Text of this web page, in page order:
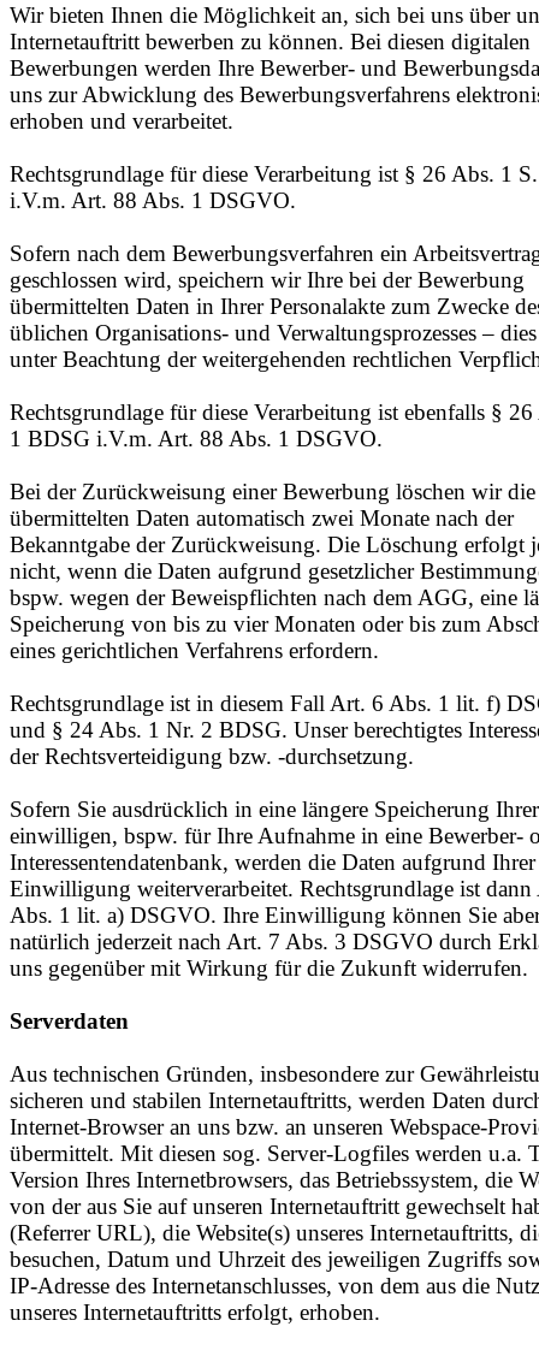
Wir bieten Ihnen die Möglichkeit an, sich bei uns über
Internetauftritt bewerben zu können. Bei diesen digitalen
Bewerbungen werden Ihre Bewerber- und
uns zur Abwicklung des Bewerbungsverfahrens
erhoben und verarbeitet.
Rechtsgrundlage für diese Verarbeitung ist § 26 Abs. 1
i.V.m. Art. 88 Abs. 1 DSGVO.
Sofern nach dem Bewerbungsverfahren ein
geschlossen wird, speichern wir Ihre bei der Bewerbung
übermittelten Daten in Ihrer Personalakte zum Zwecke
üblichen Organisations- und Verwaltungsprozesses –
unter Beachtung der weitergehenden rechtlichen
Rechtsgrundlage für diese Verarbeitung ist ebenfalls §
1 BDSG i.V.m. Art. 88 Abs. 1 DSGVO.
Bei der Zurückweisung einer Bewerbung löschen wir die
übermittelten Daten automatisch zwei Monate nach der
Bekanntgabe der Zurückweisung. Die Löschung erfolgt
nicht, wenn die Daten aufgrund gesetzlicher
bspw. wegen der Beweispflichten nach dem AGG, eine
Speicherung von bis zu vier Monaten oder bis zum
eines gerichtlichen Verfahrens erfordern.
Rechtsgrundlage ist in diesem Fall Art. 6 Abs. 1 lit. f)
und § 24 Abs. 1 Nr. 2 BDSG. Unser berechtigtes
der Rechtsverteidigung bzw. -durchsetzung.
Sofern Sie ausdrücklich in eine längere Speicherung
einwilligen, bspw. für Ihre Aufnahme in eine Bewerber-
Interessentendatenbank, werden die Daten aufgrund Ihrer
Einwilligung weiterverarbeitet. Rechtsgrundlage ist
Abs. 1 lit. a) DSGVO. Ihre Einwilligung können Sie
natürlich jederzeit nach Art. 7 Abs. 3 DSGVO durch
uns gegenüber mit Wirkung für die Zukunft widerrufen.
Serverdaten
Aus technischen Gründen, insbesondere zur
sicheren und stabilen Internetauftritts, werden Daten
Internet-Browser an uns bzw. an unseren Webspace-
übermittelt. Mit diesen sog. Server-Logfiles werden u.a.
Version Ihres Internetbrowsers, das Betriebssystem, die
von der aus Sie auf unseren Internetauftritt gewechselt
(Referrer URL), die Website(s) unseres Internetauftritts,
besuchen, Datum und Uhrzeit des jeweiligen Zugriffs
IP-Adresse des Internetanschlusses, von dem aus die
unseres Internetauftritts erfolgt, erhoben.